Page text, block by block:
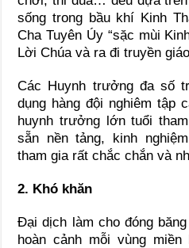
sống trong bầu khí Kinh
Cha Tuyên Úy “sặc mùi
Lời Chúa và ra đi truyền
Các Huynh trưởng đa số
dụng hàng đội nghiêm tập
huynh trưởng lớn tuổi
sẵn nền tảng, kinh
tham gia rất chắc chắn và
2. Khó khăn
Đại dịch làm cho đóng
hoàn cảnh mỗi vùng